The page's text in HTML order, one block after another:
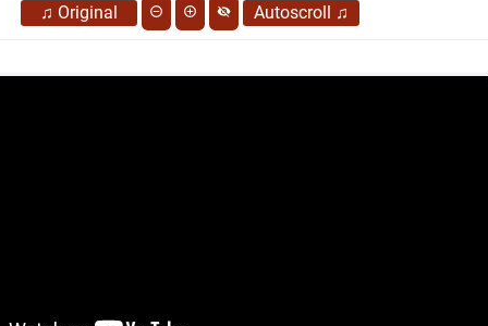
♫ Original Autoscroll ♫